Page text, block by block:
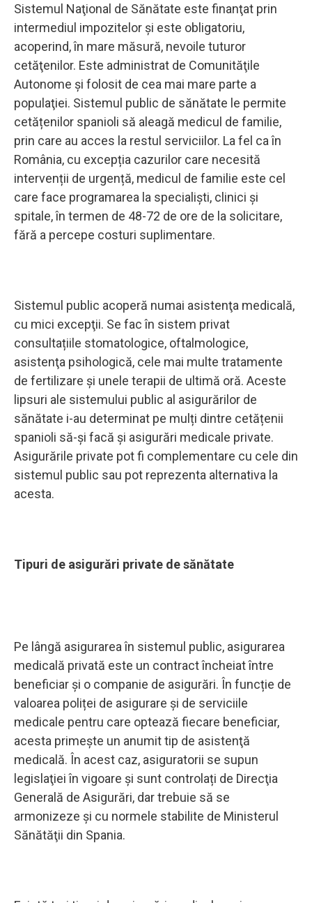
Sistemul Naţional de Sănătate este finanţat prin
intermediul impozitelor şi este obligatoriu,
acoperind, în mare măsură, nevoile tuturor
cetăţenilor. Este administrat de Comunităţile
Autonome și folosit de cea mai mare parte a
populaţiei. Sistemul public de sănătate le permite
cetățenilor spanioli să aleagă medicul de familie,
prin care au acces la restul serviciilor. La fel ca în
România, cu excepția cazurilor care necesită
intervenții de urgență, medicul de familie este cel
care face programarea la specialiști, clinici și
spitale, în termen de 48-72 de ore de la solicitare,
fără a percepe costuri suplimentare.
Sistemul public acoperă numai asistenţa medicală,
cu mici excepţii. Se fac în sistem privat
consultațiile stomatologice, oftalmologice,
asistenţa psihologică, cele mai multe tratamente
de fertilizare şi unele terapii de ultimă oră. Aceste
lipsuri ale sistemului public al asigurărilor de
sănătate i-au determinat pe mulți dintre cetățenii
spanioli să-și facă și asigurări medicale private.
Asigurările private pot fi complementare cu cele din
sistemul public sau pot reprezenta alternativa la
acesta.
Tipuri de asigurări private de sănătate
Pe lângă asigurarea în sistemul public, asigurarea
medicală privată este un contract încheiat între
beneficiar şi o companie de asigurări. În funcție de
valoarea poliței de asigurare și de serviciile
medicale pentru care optează fiecare beneficiar,
acesta primeşte un anumit tip de asistenţă
medicală. În acest caz, asiguratorii se supun
legislaţiei în vigoare şi sunt controlați de Direcţia
Generală de Asigurări, dar trebuie să se
armonizeze și cu normele stabilite de Ministerul
Sănătăţii din Spania.